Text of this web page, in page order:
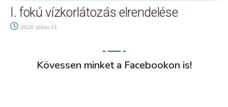
I. fokú vízkorlátozás elrendelése
2026. július 31.
Kövessen minket a Facebookon is!